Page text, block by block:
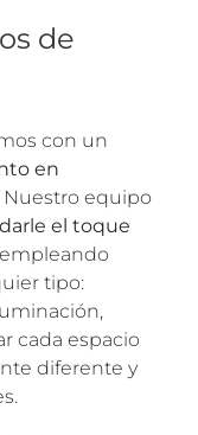
de
con un
en
Nuestro equipo
darle el toque
tipo:
cada espacio
diferente y